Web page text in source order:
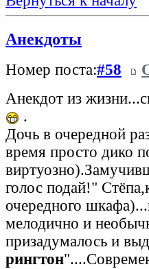
Анекдоты
Номер поста:#58
Анекдот из
.
Дочь в очередной
время просто дико
голос подай!"
очередного
мелодично и
призадумалось и
рингтон